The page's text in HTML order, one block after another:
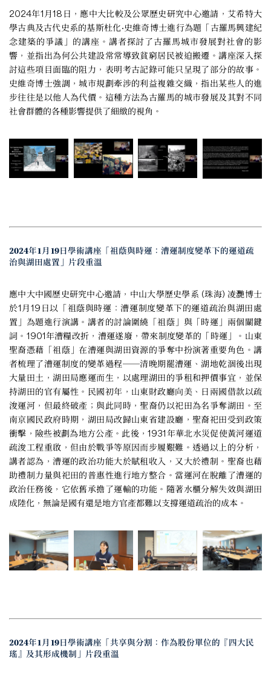
2024年1月18日，應中大比較及公眾歷史研究中心邀請，艾希特大
學古典及古代史系的基斯杜化·史維奇博士進行為題「古羅馬興建紀
念建築的爭議」的講座。講者探討了古羅馬城市發展對社會的影
響，並指出為何公共建設常常導致貧窮居民被迫搬遷。講座深入探
討這些項目面臨的阻力，表明考古記錄可能只呈現了部分的故事。
史維奇博士強調，城市規劃牽涉的利益複雜交織，指出某些人的進
步往往是以他人為代價。這種方法為古羅馬的城市發展及其對不同
社會群體的各種影響提供了細緻的視角。
2024年1月19日學術講座「祖蔭與時運：漕運制度變革下的運道疏
治與湖田處置」片段重溫
應中大中國歷史研究中心邀請，中山大學歷史學系 (珠海) 凌灧博士
於1月19日以「祖蔭與時運：漕運制度變革下的運道疏治與湖田處
置」為題進行演講。講者的討論圍繞「祖蔭」與「時運」兩個關鍵
詞。1901年漕糧改折，漕運遂廢，帶來制度變革的「時運」。山東
聖裔憑藉「祖蔭」在漕運與湖田資源的爭奪中扮演著重要角色。講
者梳理了漕運制度的變革過程──清晚期罷漕運、湖地乾涸後出現
大量田土，湖田局應運而生，以處理湖田的爭租和押價事宜，並保
持湖田的官有屬性。民國初年，山東財政廳向美、日兩國借款以疏
浚運河，但最終破產；與此同時，聖裔仍以祀田為名爭奪湖田。至
南京國民政府時期，湖田局改歸山東省建設廳，聖裔祀田受到政策
衝擊，險些被劃為地方公產。此後，1931年華北水災促使黃河運道
疏浚工程重啟，但由於戰爭等原因而步履艱難。透過以上的分析，
講者認為，漕運的政治功能大於賦租收入，又大於禮制。聖裔也藉
助禮制力量與祀田的普惠性進行地方整合。當運河在脫離了漕運的
政治任務後，它依舊承擔了運輸的功能。隨著水櫃分解失效與湖田
成陸化，無論是國有還是地方官產都難以支撐運道疏治的成本。
2024年1月19日學術講座「共享與分割：作為股份單位的『四大民
瑤』及其形成機制」片段重溫